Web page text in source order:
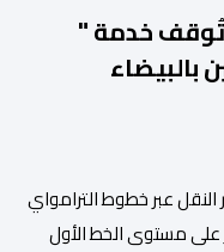
تُوقف خدمة "
بالبيضاء
النقل عبر خطوط الترامواي
مستوى الخط الأول